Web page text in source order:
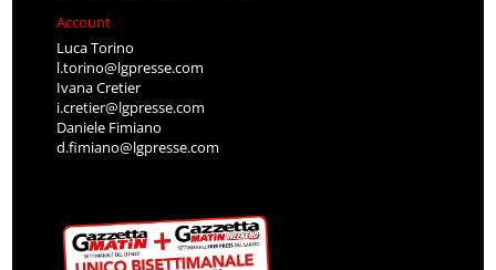
Account
Luca Torino
l.torino@lgpresse.com
Ivana Cretier
i.cretier@lgpresse.com
Daniele Fimiano
d.fimiano@lgpresse.com